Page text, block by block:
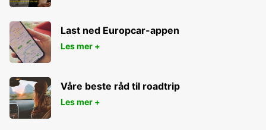
Last ned Europcar-appen
Les mer +
Våre beste råd til roadtrip
Les mer +